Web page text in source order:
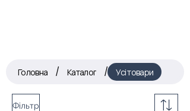
Головна / Каталог / Усі товари
Фільтр